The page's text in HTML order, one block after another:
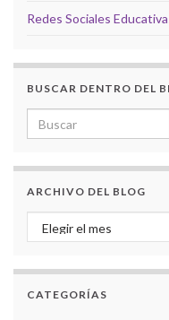
Redes Sociales
BUSCAR DENTRO DEL
Search for:
ARCHIVO DEL BLOG
Archivo del Blog
CATEGORÍAS